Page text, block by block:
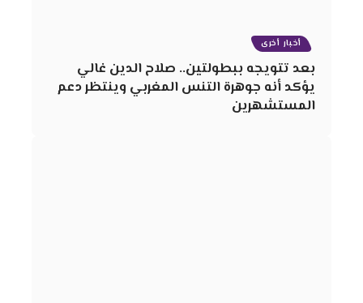
أخبار أخرى
بعد تتويجه ببطولتين.. صلاح الدين غالي
يؤكد أنه جوهرة التنس المغربي وينتظر دعم
المستشهرين